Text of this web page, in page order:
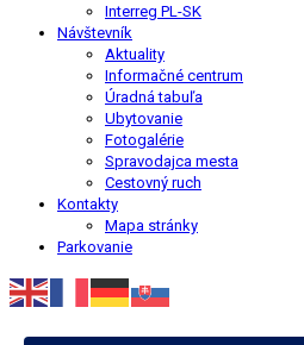
Interreg PL-SK
Návštevník
Aktuality
Informačné centrum
Úradná tabuľa
Ubytovanie
Fotogalérie
Spravodajca mesta
Cestovný ruch
Kontakty
Mapa stránky
Parkovanie